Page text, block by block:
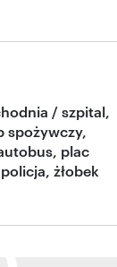
/ szpital,
spożywczy,
plac
żłobek